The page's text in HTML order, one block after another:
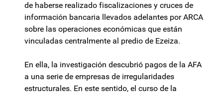
de haberse realizado fiscalizaciones y cruces de
información bancaria llevados adelantes por ARCA
sobre las operaciones económicas que están
vinculadas centralmente al predio de Ezeiza.
En ella, la investigación descubrió pagos de la AFA
a una serie de empresas de irregularidades
estructurales. En este sentido, el curso de la